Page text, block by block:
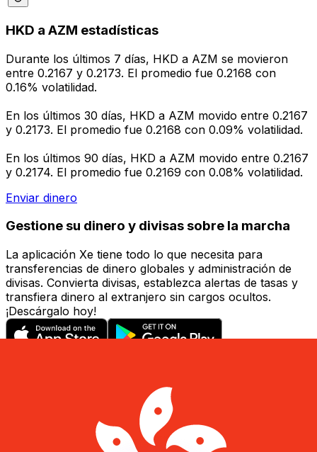
HKD a AZM estadísticas
Durante los últimos 7 días, HKD a AZM se movieron
entre 0.2167 y 0.2173. El promedio fue 0.2168 con
0.16% volatilidad.
En los últimos 30 días, HKD a AZM movido entre 0.2167
y 0.2173. El promedio fue 0.2168 con 0.09% volatilidad.
En los últimos 90 días, HKD a AZM movido entre 0.2167
y 0.2174. El promedio fue 0.2169 con 0.08% volatilidad.
Enviar dinero
Gestione su dinero y divisas sobre la marcha
La aplicación Xe tiene todo lo que necesita para
transferencias de dinero globales y administración de
divisas. Convierta divisas, establezca alertas de tasas y
transfiera dinero al extranjero sin cargos ocultos.
¡Descárgalo hoy!